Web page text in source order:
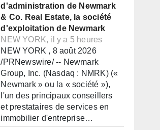
d'administration de Newmark
& Co. Real Estate, la société
d'exploitation de Newmark
NEW YORK, il y a 5 heures
NEW YORK , 8 août 2026
/PRNewswire/ -- Newmark
Group, Inc. (Nasdaq : NMRK) («
Newmark » ou la « société »),
l'un des principaux conseillers
et prestataires de services en
immobilier d'entreprise…